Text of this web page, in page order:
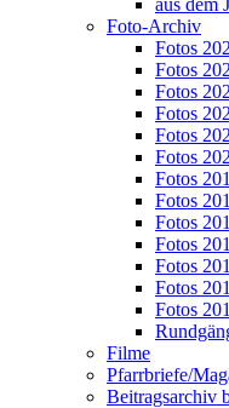
aus dem
Foto-Archiv
Fotos
Fotos
Fotos
Fotos
Fotos
Fotos
Fotos
Fotos
Fotos
Fotos
Fotos
Fotos
Fotos
Filme
Pfarrbriefe/
Beitragsarchiv